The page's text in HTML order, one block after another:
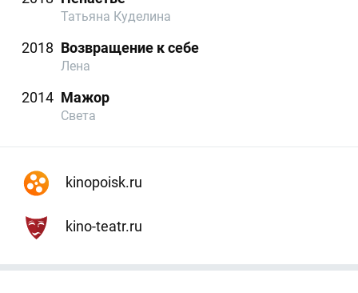
Татьяна Куделина
2018 Возвращение к себе
Лена
2014 Мажор
Света
kinopoisk.ru
kino-teatr.ru